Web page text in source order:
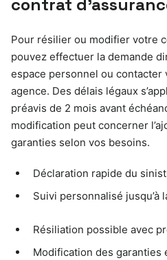
contrat
Pour résilier ou modifier votre
pouvez effectuer la demande
espace personnel ou contacter
agence. Des délais légaux
préavis de 2 mois avant
modification peut concerner
garanties selon vos besoins.
Déclaration rapide du
Suivi personnalisé jusqu’à
Résiliation possible avec
Modification des garanties